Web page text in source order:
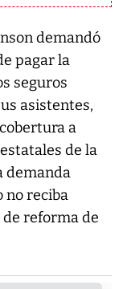
demandó
pagar la
seguros
asistentes,
a
de la
demanda
no reciba
reforma de